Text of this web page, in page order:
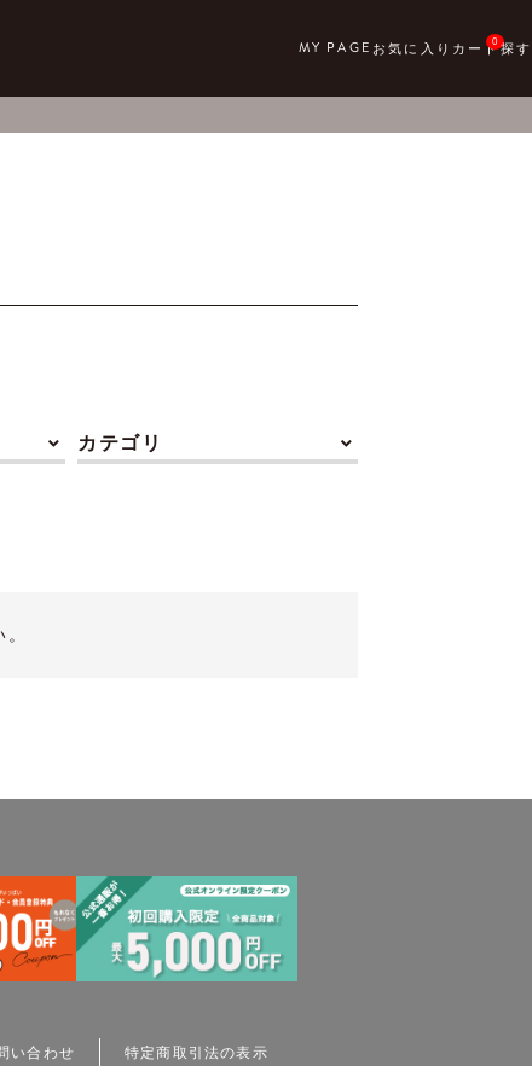
0
カテゴリ
い合わせ 特定商取引法の表示